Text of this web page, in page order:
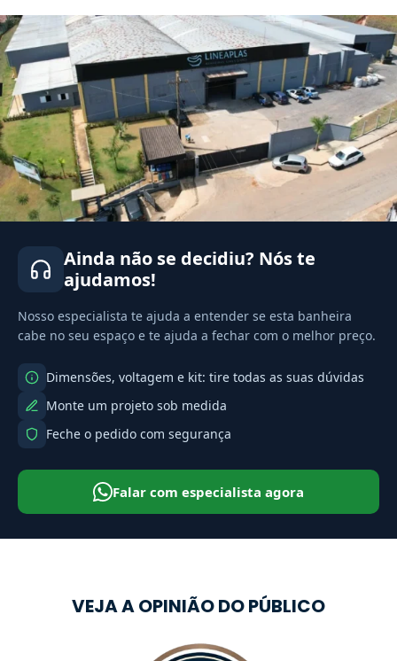
Ainda não se decidiu? Nós te
ajudamos!
Nosso especialista te ajuda a entender se esta banheira
cabe no seu espaço e te ajuda a fechar com o melhor preço.
Dimensões, voltagem e kit: tire todas as suas dúvidas
Monte um projeto sob medida
Feche o pedido com segurança
Falar com especialista agora
VEJA A OPINIÃO DO PÚBLICO